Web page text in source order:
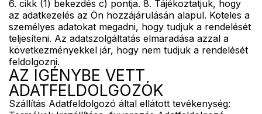
6. cikk (1) bekezdés c) pontja. 8. Tájékoztatjuk, hogy
az adatkezelés az Ön hozzájárulásán alapul. Köteles a
személyes adatokat megadni, hogy tudjuk a rendelését
teljesíteni. Az adatszolgáltatás elmaradása azzal a
következményekkel jár, hogy nem tudjuk a rendelését
feldolgozni.
AZ IGÉNYBE VETT
ADATFELDOLGOZÓK
Szállítás Adatfeldolgozó által ellátott tevékenység: